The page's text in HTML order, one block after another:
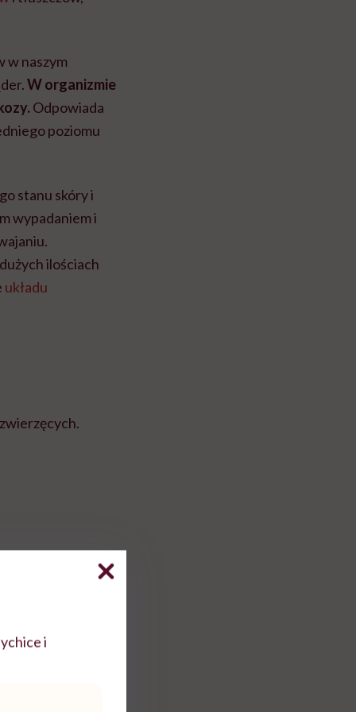
w naszym
W organizmie
Odpowiada
poziomu
stanu skóry i
wypadaniem i
ilościach
układu
i